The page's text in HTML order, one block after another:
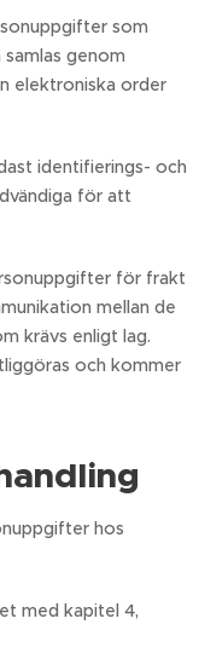
som
genom
elektroniska order
identifierings- och
för att
för frakt
mellan de
krävs enligt lag.
och kommer
hos
med kapitel 4,